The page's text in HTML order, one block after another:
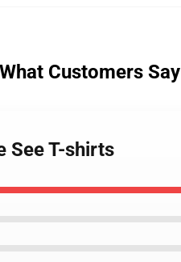
What Customers Say
See T-shirts